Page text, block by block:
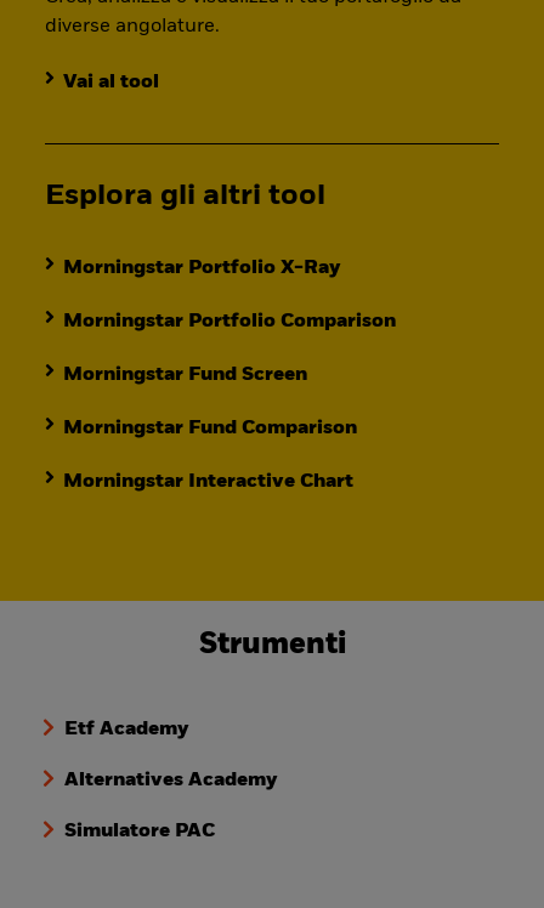
diverse angolature.
Vai al tool
Esplora gli altri tool
Morningstar Portfolio X-Ray
Morningstar Portfolio Comparison
Morningstar Fund Screen
Morningstar Fund Comparison
Morningstar Interactive Chart
Strumenti
Etf Academy
Alternatives Academy
Simulatore PAC